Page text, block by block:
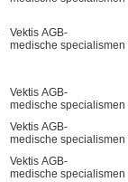
Vektis AGB-
medische specialismen
Vektis AGB-
medische specialismen
Vektis AGB-
medische specialismen
Vektis AGB-
medische specialismen